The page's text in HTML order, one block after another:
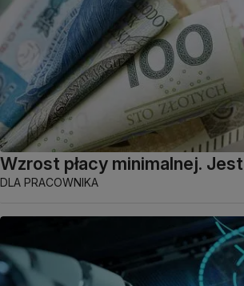
Wzrost płacy minimalnej.
DLA PRACOWNIKA